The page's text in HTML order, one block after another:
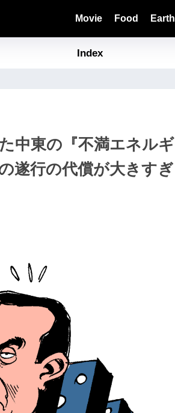
Movie Food Earth
Index
中東の『不満エネルギ
遂行の代償が大きすぎ